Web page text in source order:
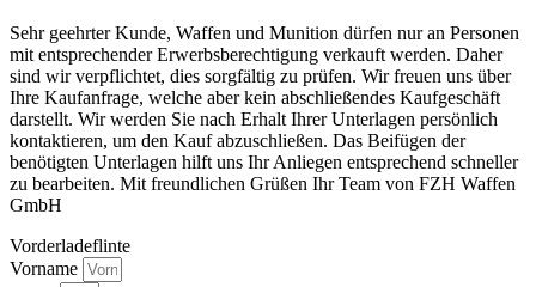
Sehr geehrter Kunde, Waffen und Munition dürfen nur an Personen
mit entsprechender Erwerbsberechtigung verkauft werden. Daher
sind wir verpflichtet, dies sorgfältig zu prüfen. Wir freuen uns über
Ihre Kaufanfrage, welche aber kein abschließendes Kaufgeschäft
darstellt. Wir werden Sie nach Erhalt Ihrer Unterlagen persönlich
kontaktieren, um den Kauf abzuschließen. Das Beifügen der
benötigten Unterlagen hilft uns Ihr Anliegen entsprechend schneller
zu bearbeiten. Mit freundlichen Grüßen Ihr Team von FZH Waffen
GmbH
Vorderladeflinte
Vorname